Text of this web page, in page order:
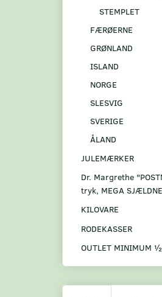
STEMPLET
FÆRØERNE
GRØNLAND
ISLAND
NORGE
SLESVIG
SVERIGE
ÅLAND
JULEMÆRKER
Dr. Margrethe
tryk, MEGA SJÆLDNE
KILOVARE
RODEKASSER
OUTLET MINIMUM